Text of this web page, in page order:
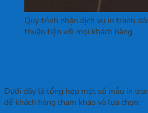
Quy trình nhận dịch vụ in tranh
thuận tiện với mọi khách hàng
Dưới đây là tổng hợp một số mẫu in
để khách hàng tham khảo và lựa chọn: